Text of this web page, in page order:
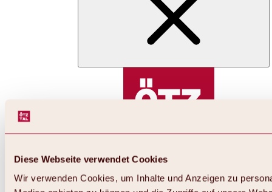
Diese Webseite verwendet Cookies
Wir verwenden Cookies, um Inhalte und Anzeigen zu